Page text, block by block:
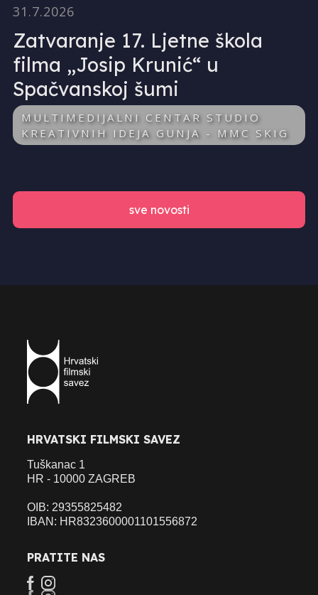
31.7.2026
Zatvaranje 17. Ljetne škola
filma „Josip Krunić“ u
Spačvanskoj šumi
MULTIMEDIJALNI CENTAR STUDIO
KREATIVNIH IDEJA GUNJA - MMC SKIG
sve novosti
HRVATSKI FILMSKI SAVEZ
Tuškanac 1
HR - 10000 ZAGREB
OIB: 29355825482
IBAN: HR8323600001101556872
PRATITE NAS